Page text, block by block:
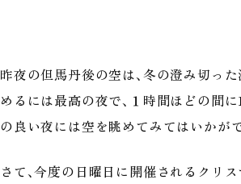
昨夜の但馬丹後の空は、冬の澄み切っ
めるには最高の夜で、１時間ほどの間
の良い夜には空を眺めてみてはいかが
さて、今度の日曜日に開催されるクリ